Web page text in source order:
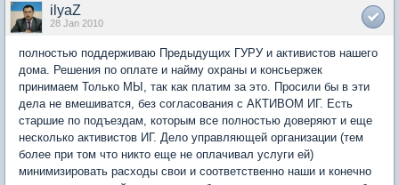
ilyaZ
28 Jan 2010
полностью поддерживаю Предыдущих ГУРУ и активистов нашего
дома. Решения по оплате и найму охраны и консьержек
принимаем Только МЫ, так как платим за это. Просили бы в эти
дела не вмешиватся, без согласования с АКТИВОМ ИГ. Есть
старшие по подъездам, которым все полностью доверяют и еще
несколько активистов ИГ. Дело управляющей организации (тем
более при том что никто еще не оплачивал услуги ей)
минимизировать расходы свои и соответственно наши и конечно